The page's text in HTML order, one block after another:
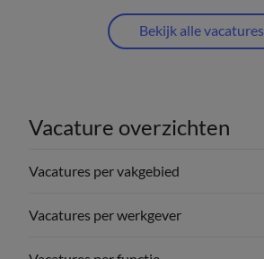
Bekijk alle vacatures
Vacature overzichten
Vacatures per vakgebied
Vacatures per werkgever